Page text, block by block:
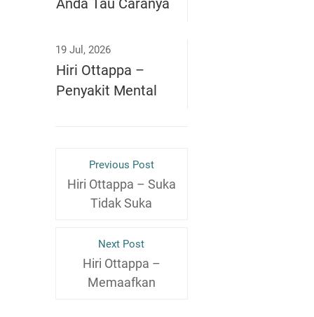
Anda Tau Caranya
19 Jul, 2026
Hiri Ottappa –
Penyakit Mental
Previous Post
Hiri Ottappa – Suka
Tidak Suka
Next Post
Hiri Ottappa –
Memaafkan